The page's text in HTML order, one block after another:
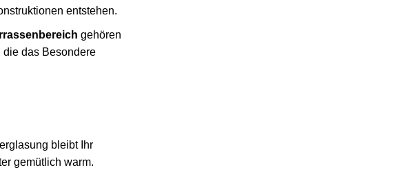
entstehen.
gehören
die das Besondere
bleibt Ihr
gemütlich warm.